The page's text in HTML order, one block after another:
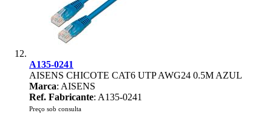
A135-0241
AISENS CHICOTE CAT6 UTP AWG24 0.5M AZUL
Marca: AISENS
Ref. Fabricante: A135-0241
Preço sob consulta